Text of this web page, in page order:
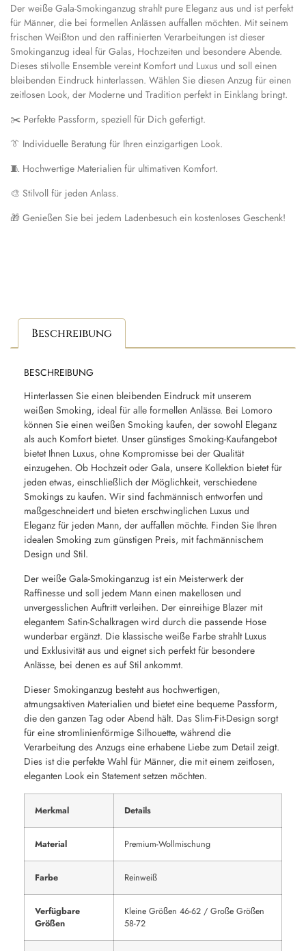
Der weiße Gala-Smokinganzug strahlt pure Eleganz aus und ist perfekt
für Männer, die bei formellen Anlässen auffallen möchten. Mit seinem
frischen Weißton und den raffinierten Verarbeitungen ist dieser
Smokinganzug ideal für Galas, Hochzeiten und besondere Abende.
Dieses stilvolle Ensemble vereint Komfort und Luxus und soll einen
bleibenden Eindruck hinterlassen. Wählen Sie diesen Anzug für einen
zeitlosen Look, der Moderne und Tradition perfekt in Einklang bringt.
✂️ Perfekte Passform, speziell für Dich gefertigt.
👔 Individuelle Beratung für Ihren einzigartigen Look.
🧵 Hochwertige Materialien für ultimativen Komfort.
🎨 Stilvoll für jeden Anlass.
🎁 Genießen Sie bei jedem Ladenbesuch ein kostenloses Geschenk!
Beschreibung
BESCHREIBUNG
Hinterlassen Sie einen bleibenden Eindruck mit unserem
weißen Smoking, ideal für alle formellen Anlässe. Bei Lomoro
können Sie einen weißen Smoking kaufen, der sowohl Eleganz
als auch Komfort bietet. Unser günstiges Smoking-Kaufangebot
bietet Ihnen Luxus, ohne Kompromisse bei der Qualität
einzugehen. Ob Hochzeit oder Gala, unsere Kollektion bietet für
jeden etwas, einschließlich der Möglichkeit, verschiedene
Smokings zu kaufen. Wir sind fachmännisch entworfen und
maßgeschneidert und bieten erschwinglichen Luxus und
Eleganz für jeden Mann, der auffallen möchte. Finden Sie Ihren
idealen Smoking zum günstigen Preis, mit fachmännischem
Design und Stil.
Der weiße Gala-Smokinganzug ist ein Meisterwerk der
Raffinesse und soll jedem Mann einen makellosen und
unvergesslichen Auftritt verleihen. Der einreihige Blazer mit
elegantem Satin-Schalkragen wird durch die passende Hose
wunderbar ergänzt. Die klassische weiße Farbe strahlt Luxus
und Exklusivität aus und eignet sich perfekt für besondere
Anlässe, bei denen es auf Stil ankommt.
Dieser Smokinganzug besteht aus hochwertigen,
atmungsaktiven Materialien und bietet eine bequeme Passform,
die den ganzen Tag oder Abend hält. Das Slim-Fit-Design sorgt
für eine stromlinienförmige Silhouette, während die
Verarbeitung des Anzugs eine erhabene Liebe zum Detail zeigt.
Dies ist die perfekte Wahl für Männer, die mit einem zeitlosen,
eleganten Look ein Statement setzen möchten.
Merkmal Details
Material Premium-Wollmischung
Farbe Reinweiß
Verfügbare
Größen
Kleine Größen 46-62 / Große Größen
58-72